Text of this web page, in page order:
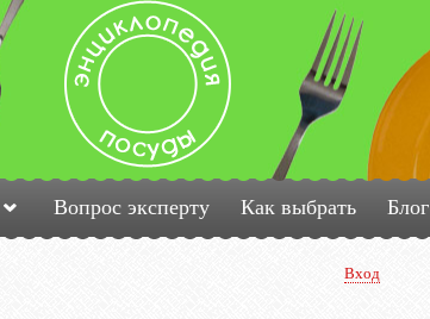
Вопрос эксперту Как выбрать Блог
Вход